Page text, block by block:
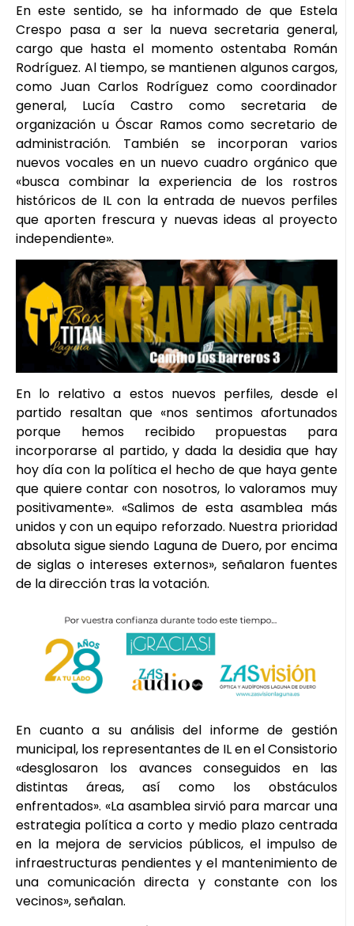
En este sentido, se ha informado de que Estela
Crespo pasa a ser la nueva secretaria general,
cargo que hasta el momento ostentaba Román
Rodríguez. Al tiempo, se mantienen algunos cargos,
como Juan Carlos Rodríguez como coordinador
general, Lucía Castro como secretaria de
organización u Óscar Ramos como secretario de
administración. También se incorporan varios
nuevos vocales en un nuevo cuadro orgánico que
«busca combinar la experiencia de los rostros
históricos de IL con la entrada de nuevos perfiles
que aporten frescura y nuevas ideas al proyecto
independiente».
En lo relativo a estos nuevos perfiles, desde el
partido resaltan que «nos sentimos afortunados
porque hemos recibido propuestas para
incorporarse al partido, y dada la desidia que hay
hoy día con la política el hecho de que haya gente
que quiere contar con nosotros, lo valoramos muy
positivamente». «Salimos de esta asamblea más
unidos y con un equipo reforzado. Nuestra prioridad
absoluta sigue siendo Laguna de Duero, por encima
de siglas o intereses externos», señalaron fuentes
de la dirección tras la votación.
En cuanto a su análisis del informe de gestión
municipal, los representantes de IL en el Consistorio
«desglosaron los avances conseguidos en las
distintas áreas, así como los obstáculos
enfrentados». «La asamblea sirvió para marcar una
estrategia política a corto y medio plazo centrada
en la mejora de servicios públicos, el impulso de
infraestructuras pendientes y el mantenimiento de
una comunicación directa y constante con los
vecinos», señalan.